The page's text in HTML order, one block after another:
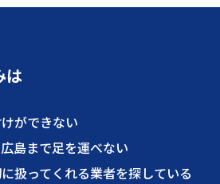
は
ができない
島まで足を運べない
扱ってくれる業者を探している